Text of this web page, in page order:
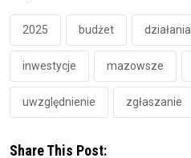
2025 budżet działania
inwestycje mazowsze
uwzględnienie zgłaszanie
Share This Post: